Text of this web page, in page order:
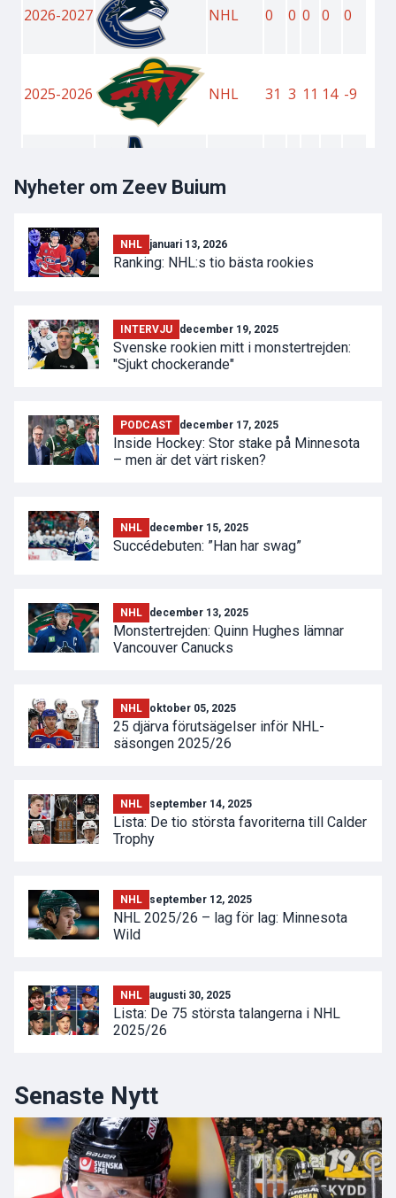
Nyheter om Zeev Buium
NHL januari 13, 2026
Ranking: NHL:s tio bästa rookies
INTERVJU december 19, 2025
Svenske rookien mitt i monstertrejden:
"Sjukt chockerande"
PODCAST december 17, 2025
Inside Hockey: Stor stake på Minnesota
– men är det värt risken?
NHL december 15, 2025
Succédebuten: ”Han har swag”
NHL december 13, 2025
Monstertrejden: Quinn Hughes lämnar
Vancouver Canucks
NHL oktober 05, 2025
25 djärva förutsägelser inför NHL-
säsongen 2025/26
NHL september 14, 2025
Lista: De tio största favoriterna till Calder
Trophy
NHL september 12, 2025
NHL 2025/26 – lag för lag: Minnesota
Wild
NHL augusti 30, 2025
Lista: De 75 största talangerna i NHL
2025/26
Senaste Nytt